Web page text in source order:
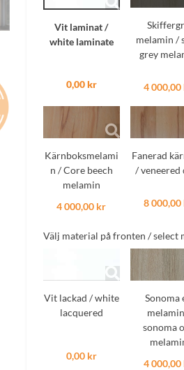
soffa
Vit laminat /
white laminate
0,00 kr
melamin /
grey
4
Kärnboksmelami
n / Core beech
melamin
4 000,00 kr
Fanerad
/ veneered
8
Välj material på fronten / select
Vit lackad / white
lacquered
0,00 kr
Sonoma
sonoma
4